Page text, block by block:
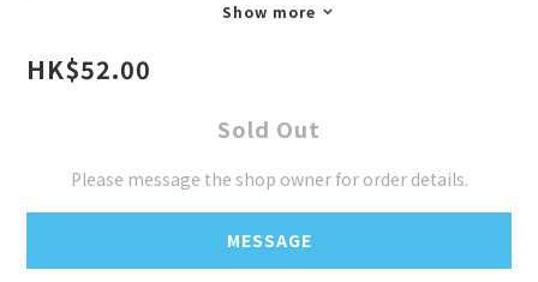
Show more
HK$52.00
Sold Out
Please message the shop owner for order details.
MESSAGE